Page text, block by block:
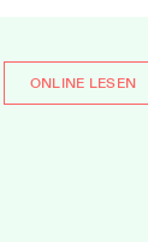
ONLINE LESEN